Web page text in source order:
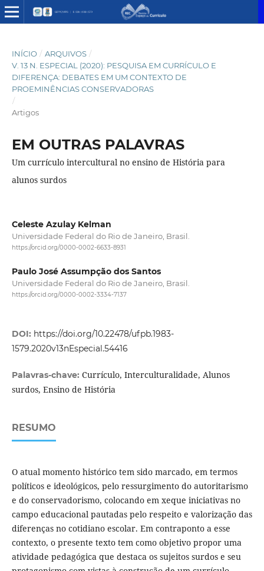
INÍCIO / ARQUIVOS /
V. 13 N. ESPECIAL (2020): PESQUISA EM CURRÍCULO E
DIFERENÇA: DEBATES EM UM CONTEXTO DE
PROEMINÊNCIAS CONSERVADORAS
/
Artigos
EM OUTRAS PALAVRAS
Um currículo intercultural no ensino de História para
alunos surdos
Celeste Azulay Kelman
Universidade Federal do Rio de Janeiro, Brasil.
https://orcid.org/0000-0002-6633-8931
Paulo José Assumpção dos Santos
Universidade Federal do Rio de Janeiro, Brasil.
https://orcid.org/0000-0002-3334-7137
DOI: https://doi.org/10.22478/ufpb.1983-
1579.2020v13nEspecial.54416
Palavras-chave: Currículo, Interculturalidade, Alunos
surdos, Ensino de História
RESUMO
O atual momento histórico tem sido marcado, em termos
políticos e ideológicos, pelo ressurgimento do autoritarismo
e do conservadorismo, colocando em xeque iniciativas no
campo educacional pautadas pelo respeito e valorização das
diferenças no cotidiano escolar. Em contraponto a esse
contexto, o presente texto tem como objetivo propor uma
atividade pedagógica que destaca os sujeitos surdos e seu